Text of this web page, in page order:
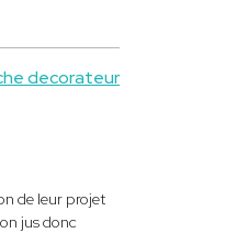
decorateur
de leur projet
jus donc